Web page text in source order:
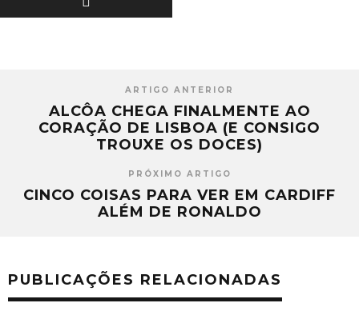
ARTIGO ANTERIOR
ALCÔA CHEGA FINALMENTE AO
CORAÇÃO DE LISBOA (E CONSIGO
TROUXE OS DOCES)
PRÓXIMO ARTIGO
CINCO COISAS PARA VER EM CARDIFF
ALÉM DE RONALDO
PUBLICAÇÕES RELACIONADAS